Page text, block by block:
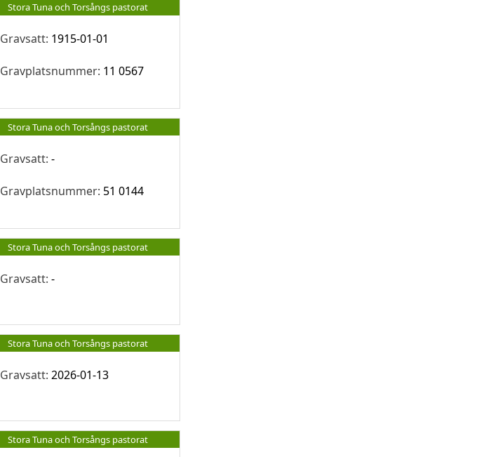
Stora Tuna och Torsångs pastorat
Gravsatt: 1915-01-01
Gravplatsnummer: 11 0567
Stora Tuna och Torsångs pastorat
Gravsatt:-
Gravplatsnummer: 51 0144
Stora Tuna och Torsångs pastorat
Gravsatt:-
Stora Tuna och Torsångs pastorat
Gravsatt:2026-01-13
Stora Tuna och Torsångs pastorat